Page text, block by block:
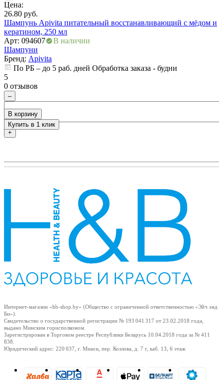
Цена:
26.80 руб.
Шампунь Apivita питательный восстанавливающий с мёдом и
кератином, 250 мл
Арт: 094607
В наличии
Шампуни
Бренд: Apivita
По РБ – до 5 раб. дней Обработка заказа - будни
5
0 отзывов
–
+
В корзину
Купить в 1 клик
Интернет-магазин «hb-shop.by» (Общество с ограниченной ответственностью «Эйч энд
Би»).
Свидетельство о государственной регистрации № 193 041 317 от 23.02.2018 года,
выдано Минским горисполкомом.
Зарегистрирован в Торговом реестре Республики Беларусь 10.04.2018 года за № 411
838.
Юридический адрес: 220 037, г. Минск, пер. Козлова, д. 7 г, каб. 13, 6 этаж